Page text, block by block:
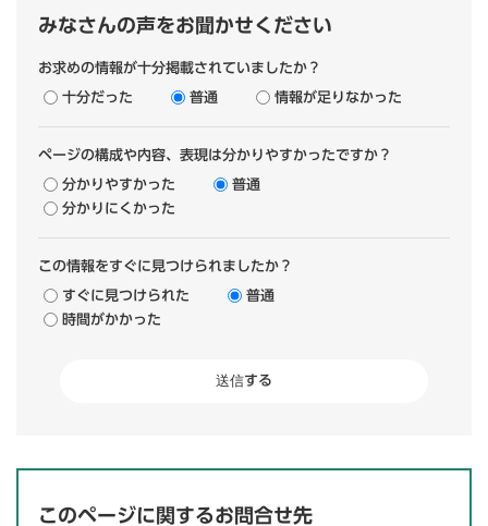
みなさんの声をお聞かせください
お求めの情報が十分掲載されていましたか？
十分だった 普通 情報が足りなかった
ページの構成や内容、表現は分かりやすかったですか？
分かりやすかった
普通
分かりにくかった
この情報をすぐに見つけられましたか？
すぐに見つけられた
普通
時間がかかった
このページに関するお問合せ先